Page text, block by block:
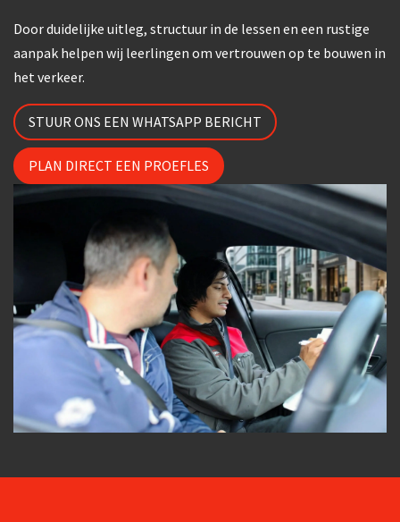
Door duidelijke uitleg, structuur in de lessen en een rustige
aanpak helpen wij leerlingen om vertrouwen op te bouwen in
het verkeer.
STUUR ONS EEN WHATSAPP BERICHT
PLAN DIRECT EEN PROEFLES